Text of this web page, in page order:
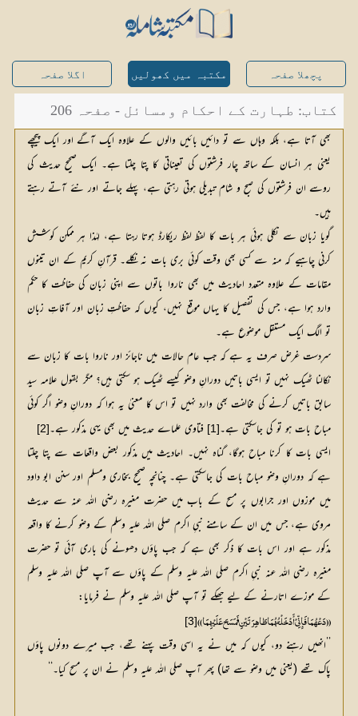
پچھلا صفحہ مکتبہ میں کھولیں اگلا صفحہ
کتاب: طہارت کے احکام ومسائل - صفحہ 206
بھی آتا ہے، بلکہ وہاں سے تو دائیں بائیں والوں کے علاوہ ایک آگے اور ایک پیچھے
یعنی ہر انسان کے ساتھ چار فرشتوں کی تعیناتی کا پتا چلتا ہے۔ ایک صحیح حدیث کی
روسے ان فرشتوں کی صبح و شام تبدیلی ہوتی رہتی ہے، پہلے جاتے اور نئے آتے رہتے
ہیں۔
گویا زبان سے نکلی ہوئی ہر بات کا لفظ لفظ ریکارڈ ہوتا رہتا ہے، لہٰذا ہر ممکن کوشش
کرنی چاہیے کہ منہ سے کسی بھی وقت کوئی بری بات نہ نکلے۔ قرآنِ کریم کے ان تینوں
مقامات کے علاوہ متعدد احادیث میں بھی ناروا باتوں سے اپنی زبان کی حفاظت کا حکم
وارد ہوا ہے، جس کی تفصیل کا یہاں موقع نہیں، کیوں کہ حفاظتِ زبان اور آفاتِ زبان
تو الگ ایک مستقل موضوع ہے۔
سرِدست غرض صرف یہ ہے کہ جب عام حالات میں ناجائز اور ناروا بات کا زبان سے
نکالنا ٹھیک نہیں تو ایسی باتیں دورانِ وضو کیسے ٹھیک ہو سکتی ہیں؟ مگر بقول علامہ سید
سابق باتیں کرنے کی مخالفت بھی وارد نہیں تو اس کا معنیٰ یہ ہوا کہ دورانِ وضو اگر کوئی
مباح بات ہو تو کی جاسکتی ہے۔[1] فتاوی علماے حدیث میں بھی یہی مذکور ہے۔[2]
ایسی بات کا کرنا مباح ہوگا، گناہ نہیں۔ احادیث میں مذکور بعض واقعات سے پتا چلتا
ہے کہ دورانِ وضو مباح بات کی جاسکتی ہے۔ چنانچہ صحیح بخاری ومسلم اور سنن ابو داود
میں موزوں اور جرابوں پر مسح کے باب میں حضرت مغیرہ رضی اللہ عنہ سے حدیث
مروی ہے، جس میں ان کے سامنے نبیِ اکرم صلی اللہ علیہ وسلم کے وضو کرنے کا واقعہ
مذکور ہے اور اس بات کا ذکر بھی ہے کہ جب پاؤں دھونے کی باری آئی تو حضرت
مغیرہ رضی اللہ عنہ نبیِ اکرم صلی اللہ علیہ وسلم کے پاؤں سے آپ صلی اللہ علیہ وسلم
کے موزے اتارنے کے لیے جھکے تو آپ صلی اللہ علیہ وسلم نے فرمایا:
(( دَعْھُمَا فَإِنِّيْ أَدْخَلْتُھُمَا طَاھِرَتَیْنِ فَمَسَحَ عَلَیْھِمَا ))[3]
’’انھیں رہنے دو، کیوں کہ میں نے یہ اسی وقت پہنے تھے، جب میرے دونوں پاؤں
پاک تھے (یعنی میں وضو سے تھا) پھر آپ صلی اللہ علیہ وسلم نے ان پر مسح کیا۔‘‘